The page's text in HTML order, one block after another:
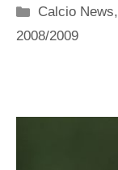
Categorie
Calcio News,
2008/2009